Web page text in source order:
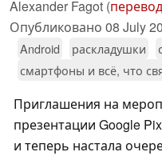
Alexander Fagot (перевод
Опубликовано 08 July
Android раскладушки
смартфоны и всё, что
Приглашения на
презентации Google
и теперь настала